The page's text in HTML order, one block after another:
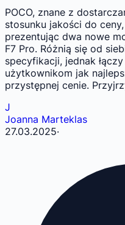
POCO, znane z
stosunku jakości do
prezentując dwa nowe
F7 Pro. Różnią się od
specyfikacji, jednak
użytkownikom jak
przystępnej cenie.
J
Joanna Marteklas
27.03.2025·